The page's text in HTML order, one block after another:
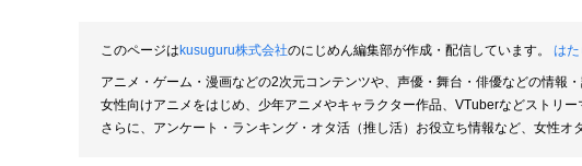
このページは kusuguru株式会社のにじめん編集部が作成・配信しています。 は
アニメ・ゲーム・漫画などの2次元コンテンツや、声優・舞台・俳優などの情報
女性向けアニメをはじめ、少年アニメやキャラクター作品、VTuberなどストリ
さらに、アンケート・ランキング・オタ活（推し活）お役立ち情報など、女性オ